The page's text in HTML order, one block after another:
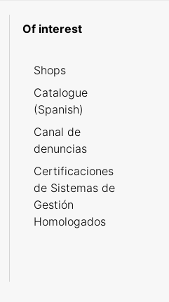
Of interest
Shops
Catalogue
(Spanish)
Canal de
denuncias
Certificaciones
de Sistemas de
Gestión
Homologados